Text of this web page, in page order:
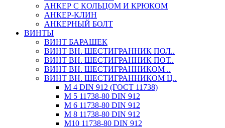
АНКЕР С КОЛЬЦОМ И КРЮКОМ
АНКЕР-КЛИН
АНКЕРНЫЙ БОЛТ
ВИНТЫ
ВИНТ БАРАШЕК
ВИНТ ВН. ШЕСТИГРАННИК ПОЛ..
ВИНТ ВН. ШЕСТИГРАННИК ПОТ..
ВИНТ ВН. ШЕСТИГРАННИКОМ ..
ВИНТ ВН. ШЕСТИГРАННИКОМ Ц..
М 4 DIN 912 (ГОСТ 11738)
М 5 11738-80 DIN 912
М 6 11738-80 DIN 912
М 8 11738-80 DIN 912
М10 11738-80 DIN 912